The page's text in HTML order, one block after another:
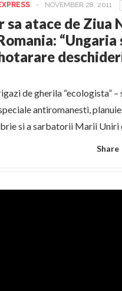
- NOVEMBER 28, 2011
atace de Ziua
“Ungaria
de gherila “ecologista” –
antiromanesti,
si a sarbatorii Marii Uniri
Share